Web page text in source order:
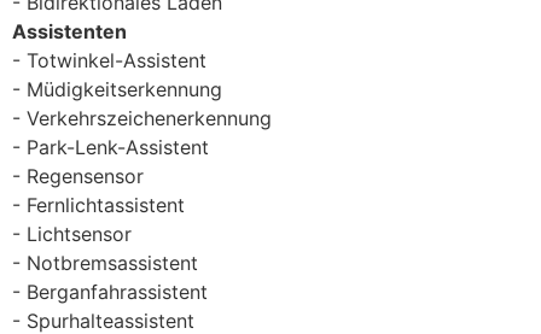
Assistenten
Totwinkel-Assistent
Müdigkeitserkennung
Verkehrszeichenerkennung
Park-Lenk-Assistent
Regensensor
Fernlichtassistent
Lichtsensor
Notbremsassistent
Berganfahrassistent
Spurhalteassistent